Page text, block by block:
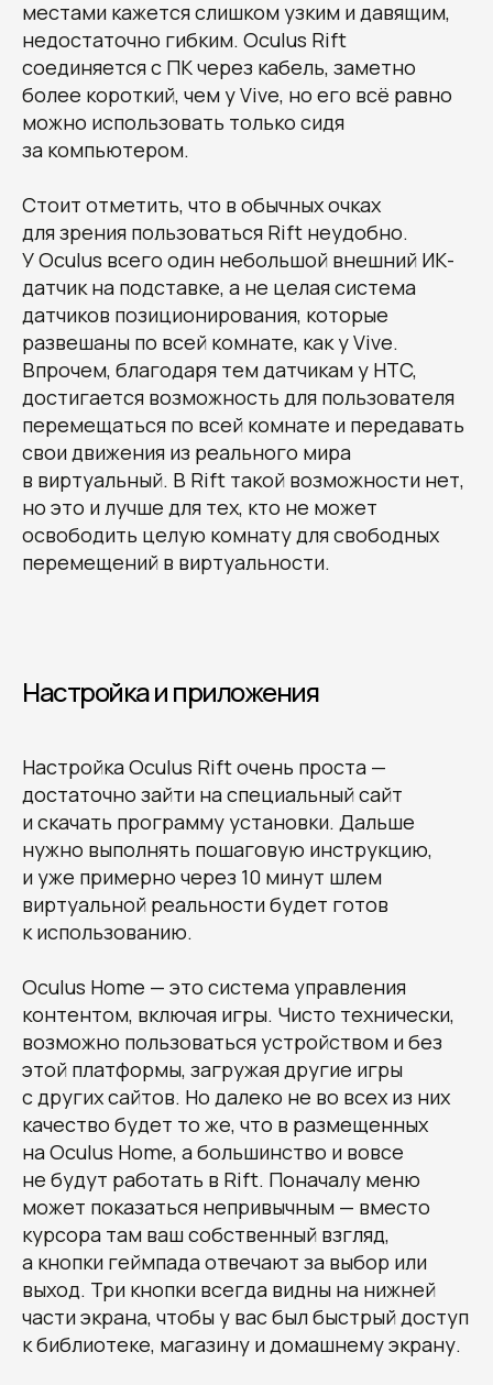
местами кажется слишком узким и давящим,
недостаточно гибким. Oculus Rift
соединяется с ПК через кабель, заметно
более короткий, чем у Vive, но его всё равно
можно использовать только сидя
за компьютером.
Стоит отметить, что в обычных очках
для зрения пользоваться Rift неудобно.
У Oculus всего один небольшой внешний ИК-
датчик на подставке, а не целая система
датчиков позиционирования, которые
развешаны по всей комнате, как у Vive.
Впрочем, благодаря тем датчикам у HTC,
достигается возможность для пользователя
перемещаться по всей комнате и передавать
свои движения из реального мира
в виртуальный. В Rift такой возможности нет,
но это и лучше для тех, кто не может
освободить целую комнату для свободных
перемещений в виртуальности.
Настройка и приложения
Настройка Oculus Rift очень проста —
достаточно зайти на специальный сайт
и скачать программу установки. Дальше
нужно выполнять пошаговую инструкцию,
и уже примерно через 10 минут шлем
виртуальной реальности будет готов
к использованию.
Oculus Home — это система управления
контентом, включая игры. Чисто технически,
возможно пользоваться устройством и без
этой платформы, загружая другие игры
с других сайтов. Но далеко не во всех из них
качество будет то же, что в размещенных
на Oculus Home, а большинство и вовсе
не будут работать в Rift. Поначалу меню
может показаться непривычным — вместо
курсора там ваш собственный взгляд,
а кнопки геймпада отвечают за выбор или
выход. Три кнопки всегда видны на нижней
части экрана, чтобы у вас был быстрый доступ
к библиотеке, магазину и домашнему экрану.